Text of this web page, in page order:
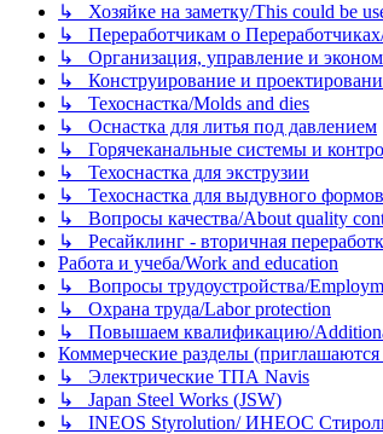
↳ Хозяйке на заметку/This could be
↳ Переработчикам о
↳ Организация, управление и
↳ Конструирование и
↳ Техоснастка/Molds and dies
↳ Оснастка для литья под давлением
↳ Горячеканальные системы и
↳ Техоснастка для экструзии
↳ Техоснастка для выдувного
↳ Вопросы качества/About quality
↳ Ресайклинг - вторичная
Работа и учеба/Work and education
↳ Вопросы трудоустройства/
↳ Охрана труда/Labor protection
↳ Повышаем квалификацию/
Коммерческие разделы
↳ Электрические ТПА Navis
↳ Japan Steel Works (JSW)
↳ INEOS Styrolution/ ИНЕОС